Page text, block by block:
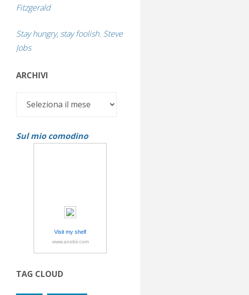
Fitzgerald
Stay hungry, stay foolish. Steve
Jobs
ARCHIVI
Archivi
Sul mio comodino
Visit my shelf
www.anobii.com
TAG CLOUD